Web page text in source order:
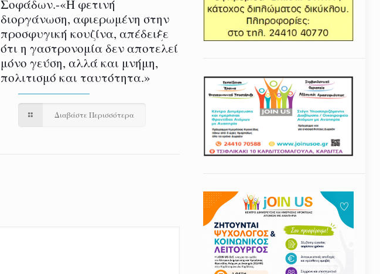
Σοφάδων.-«Η φετινή
διοργάνωση, αφιερωμένη στην
προσφυγική κουζίνα, απέδειξε
ότι η γαστρονομία δεν αποτελεί
μόνο γεύση, αλλά και μνήμη,
πολιτισμό και ταυτότητα.»
Διαβάστε Περισσότερα